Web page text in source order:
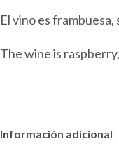
El vino es
The wine is
Información adicional